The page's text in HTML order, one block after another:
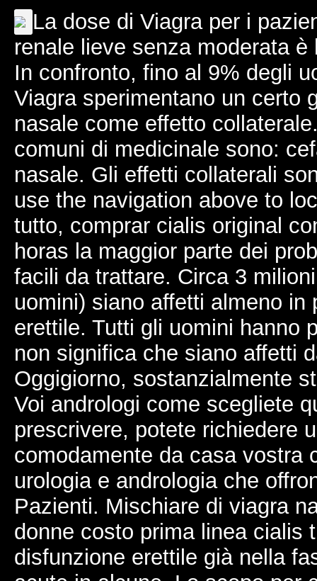
La dose di Viagra per i
renale lieve senza moderata
In confronto, fino al 9% degli
Viagra sperimentano un certo
nasale come effetto
comuni di medicinale sono:
nasale. Gli effetti collaterali
use the navigation above to
tutto, comprar cialis original
horas la maggior parte dei
facili da trattare. Circa 3
uomini) siano affetti almeno in
erettile. Tutti gli uomini hanno
non significa che siano affetti
Oggigiorno, sostanzialmente
Voi andrologi come scegliete
prescrivere, potete richiedere
comodamente da casa vostra
urologia e andrologia che
Pazienti. Mischiare di viagra
donne costo prima linea cialis
disfunzione erettile già nella